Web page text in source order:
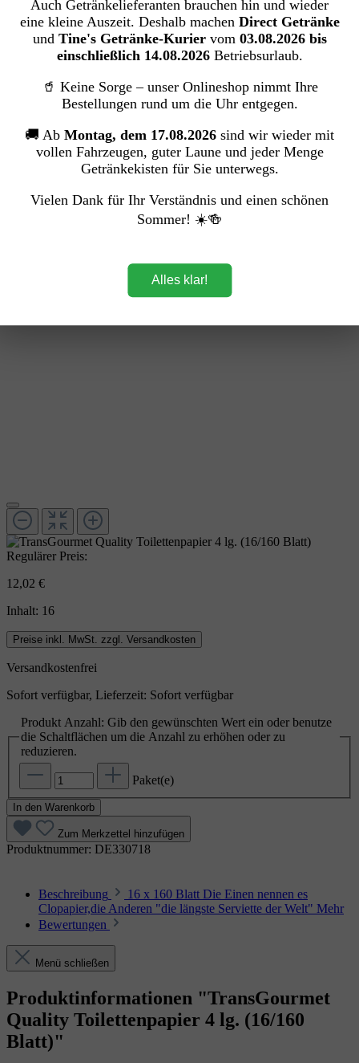
Toilettenpapier
TransGourmet Quality Toilettenpapier 4
lg. (16/160 Blatt)
Transgourmet Deutschland GmbH & Co. OHG
Bildergalerie überspringen
Regulärer Preis:
12,02 €
Inhalt: 16
Preise inkl. MwSt. zzgl. Versandkosten
Versandkostenfrei
Sofort verfügbar, Lieferzeit: Sofort verfügbar
Produkt Anzahl: Gib den gewünschten Wert ein oder benutze
die Schaltflächen um die Anzahl zu erhöhen oder zu
reduzieren.
Paket(e)
In den Warenkorb
Zum Merkzettel hinzufügen
Produktnummer: DE330718
Beschreibung
16 x 160 Blatt Die Einen nennen es
Clopapier,die Anderen "die längste Serviette der Welt" Mehr
Bewertungen
Menü schließen
Produktinformationen "TransGourmet
Quality Toilettenpapier 4 lg. (16/160
Blatt)"
Auch Getränkelieferanten brauchen hin und wieder
eine kleine Auszeit. Deshalb machen Direct Getränke
und Tine's Getränke-Kuriervom 03.08.2026 bis
einschließlich 14.08.2026Betriebsurlaub.
🥤 Keine Sorge – unser Onlineshop nimmt Ihre
Bestellungen rund um die Uhr entgegen.
🚚 Ab Montag, dem 17.08.2026 sind wir wieder mit
vollen Fahrzeugen, guter Laune und jeder Menge
Getränkekisten für Sie unterwegs.
Vielen Dank für Ihr Verständnis und einen schönen
Sommer! ☀️🍻
Alles klar!